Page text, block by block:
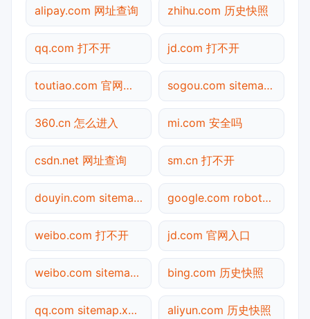
alipay.com 网址查询 zhihu.com 历史快照
qq.com 打不开 jd.com 打不开
toutiao.com 官网入口 sogou.com sitemap.xml检测
360.cn 怎么进入 mi.com 安全吗
csdn.net 网址查询 sm.cn 打不开
douyin.com sitemap.xml检测 google.com robots.txt检测
weibo.com 打不开 jd.com 官网入口
weibo.com sitemap.xml检测 bing.com 历史快照
qq.com sitemap.xml检测 aliyun.com 历史快照